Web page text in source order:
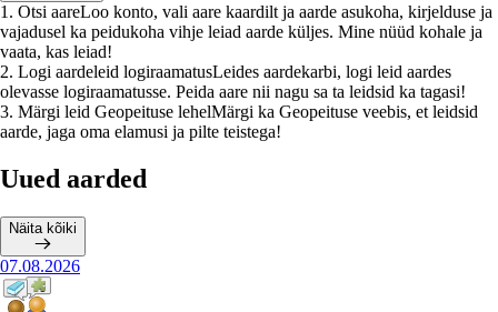
1 . Otsi aareLoo konto, vali aare kaardilt ja aarde asukoha, kirjelduse ja
vajadusel ka peidukoha vihje leiad aarde küljes. Mine nüüd kohale ja
vaata, kas leiad!
2. Logi aardeleid logiraamatusLeides aardekarbi, logi leid aardes
olevasse logiraamatusse. Peida aare nii nagu sa ta leidsid ka tagasi!
3. Märgi leid Geopeituse lehelMärgi ka Geopeituse veebis, et leidsid
aarde, jaga oma elamusi ja pilte teistega!
Uued aarded
Näita kõiki
07.08.2026